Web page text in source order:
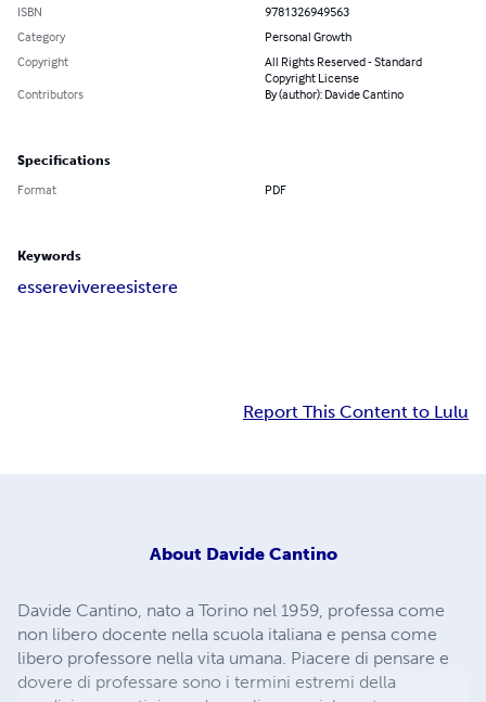
ISBN
9781326949563
Category
Personal Growth
Copyright
All Rights Reserved - Standard
Copyright License
Contributors
By (author): Davide Cantino
Specifications
Format PDF
Keywords
esserevivereesistere
Report This Content to Lulu
About Davide Cantino
Davide Cantino, nato a Torino nel 1959, professa come
non libero docente nella scuola italiana e pensa come
libero professore nella vita umana. Piacere di pensare e
dovere di professare sono i termini estremi della